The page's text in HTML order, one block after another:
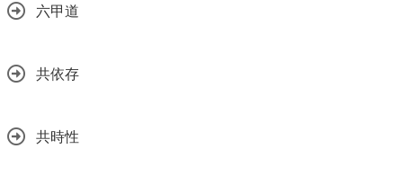
六甲道
共依存
共時性